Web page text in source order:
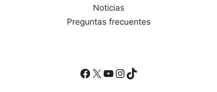
Noticias
Preguntas frecuentes
Facebook
X YouTube
Instagram
TikTok